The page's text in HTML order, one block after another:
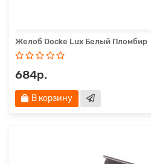
Желоб Docke Lux Белый Пломбир
684р.
В корзину